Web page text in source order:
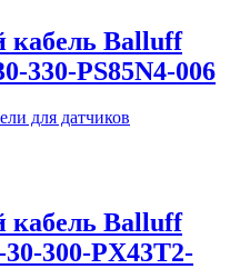
кабель Balluff
330-PS85N4-006
для датчиков
кабель Balluff
300-PX43T2-